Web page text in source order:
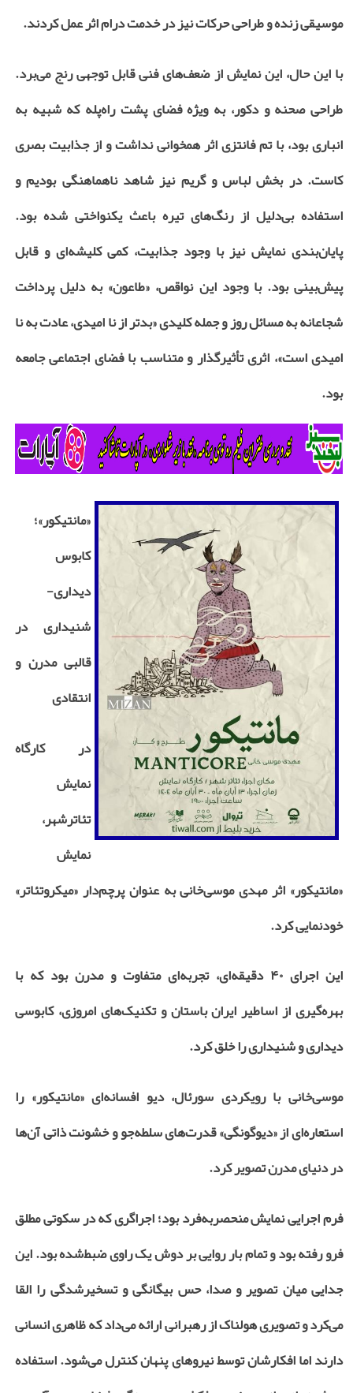
موسیقی زنده و طراحی حرکات نیز در خدمت درام اثر عمل کردند.
با این حال، این نمایش از ضعف‌های فنی قابل توجهی رنج می‌برد.
طراحی صحنه و دکور، به ویژه فضای پشت راه‌پله که شبیه به
انباری بود، با تم فانتزی اثر همخوانی نداشت و از جذابیت بصری
کاست. در بخش لباس و گریم نیز شاهد ناهماهنگی بودیم و
استفاده بی‌دلیل از رنگ‌های تیره باعث یکنواختی شده بود.
پایان‌بندی نمایش نیز با وجود جذابیت، کمی کلیشه‌ای و قابل
پیش‌بینی بود. با وجود این نواقص، «طاعون» به دلیل پرداخت
شجاعانه به مسائل روز و جمله کلیدی «بدتر از نا امیدی، عادت به نا
امیدی است»، اثری تأثیرگذار و متناسب با فضای اجتماعی جامعه
بود.
«مانتیکور»؛
کابوس
دیداری-
شنیداری در
قالبی مدرن و
انتقادی
در کارگاه
نمایش
تئاترشهر،
نمایش
«مانتیکور» اثر مهدی موسی‌خانی به عنوان پرچم‌دار «میکروتئاتر»
خودنمایی کرد.
این اجرای ۴۰ دقیقه‌ای، تجربه‌ای متفاوت و مدرن بود که با
بهره‌گیری از اساطیر ایران باستان و تکنیک‌های امروزی، کابوسی
دیداری و شنیداری را خلق کرد.
موسی‌خانی با رویکردی سورئال، دیو افسانه‌ای «مانتیکور» را
استعاره‌ای از «دیوگونگی» قدرت‌های سلطه‌جو و خشونت ذاتی آن‌ها
در دنیای مدرن تصویر کرد.
فرم اجرایی نمایش منحصر‌به‌فرد بود؛ اجراگری که در سکوتی مطلق
فرو رفته بود و تمام بار روایی بر دوش یک راوی ضبط‌شده بود. این
جدایی میان تصویر و صدا، حس بیگانگی و تسخیرشدگی را القا
می‌کرد و تصویری هولناک از رهبرانی ارائه می‌داد که ظاهری انسانی
دارند اما افکارشان توسط نیروهای پنهان کنترل می‌شود. استفاده